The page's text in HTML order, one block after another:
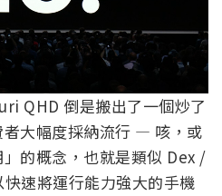
QHD 倒是搬出了一個炒了
大幅度採納流行 — 咳，或
的概念，也就是類似 Dex /
速將運行能力強大的手機